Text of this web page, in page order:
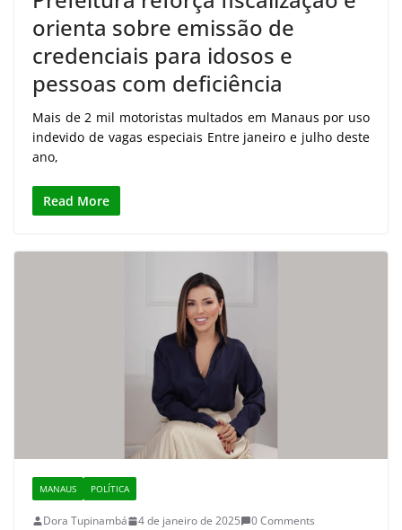
orienta sobre emissão de
credenciais para idosos e
pessoas com deficiência
Mais de 2 mil motoristas multados em Manaus por uso
indevido de vagas especiais Entre janeiro e julho deste
ano,
Read More
MANAUS POLÍTICA
Dora Tupinambá 4 de janeiro de 2025
0 Comments